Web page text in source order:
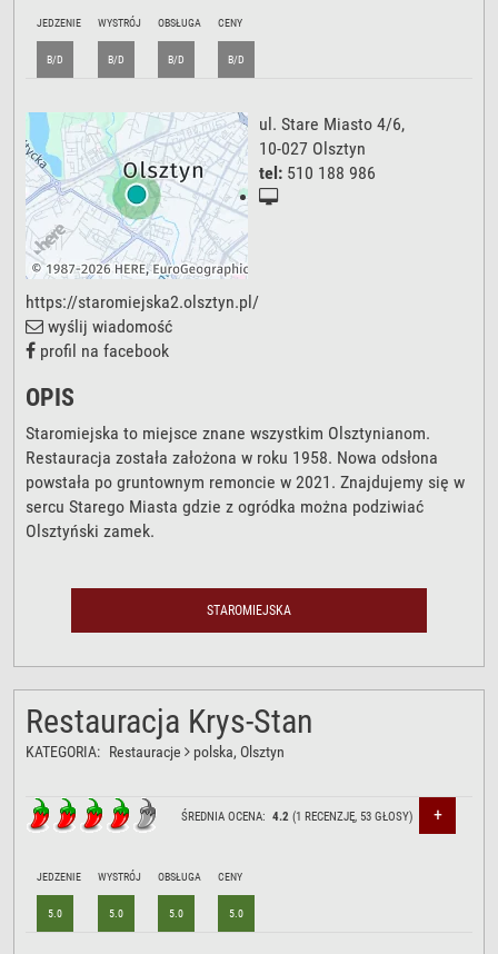
JEDZENIE
B/D
WYSTRÓJ
B/D
OBSŁUGA
B/D
CENY
B/D
ul. Stare Miasto 4/6,
10-027 Olsztyn
tel: 510 188 986
https://staromiejska2.olsztyn.pl/
wyślij wiadomość
profil na facebook
OPIS
Staromiejska to miejsce znane wszystkim Olsztynianom.
Restauracja została założona w roku 1958. Nowa odsłona
powstała po gruntownym remoncie w 2021. Znajdujemy się w
sercu Starego Miasta gdzie z ogródka można podziwiać
Olsztyński zamek.
STAROMIEJSKA
Restauracja Krys-Stan
KATEGORIA: Restauracje polska, Olsztyn
ŚREDNIA OCENA:4.2 (1 RECENZJĘ, 53 GŁOSY) +
JEDZENIE
5.0
WYSTRÓJ
5.0
OBSŁUGA
5.0
CENY
5.0